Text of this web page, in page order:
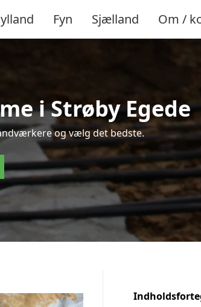
Fyn Sjælland Om /
i Strøby Egede
og vælg det bedste.